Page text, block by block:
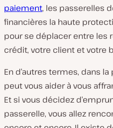
paiement, les passerelles
financières la haute
pour se déplacer entre les
crédit, votre client et votre
En d’autres termes, dans
peut vous aider à vous
Et si vous décidez
passerelle, vous allez